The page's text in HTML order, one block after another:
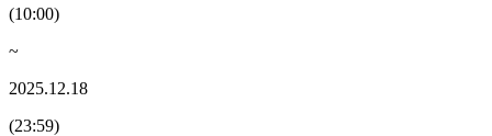
(10:00)
~
2025.12.18
(23:59)